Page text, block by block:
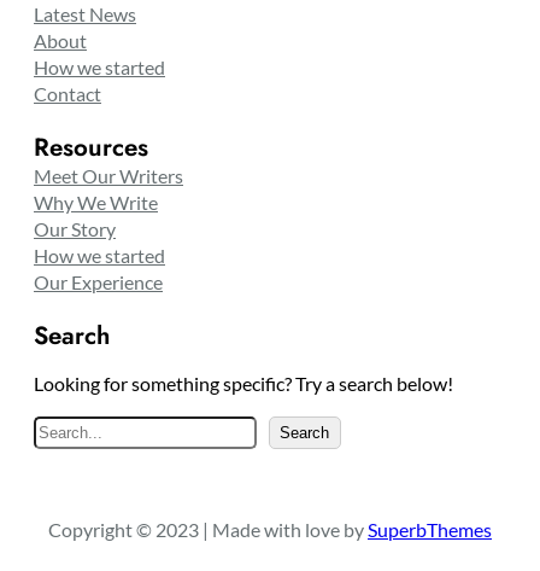
Latest News
About
How we started
Contact
Resources
Meet Our Writers
Why We Write
Our Story
How we started
Our Experience
Search
Looking for something specific? Try a search below!
S
e
c
Search
Copyright © 2023 | Made with love by SuperbThemes